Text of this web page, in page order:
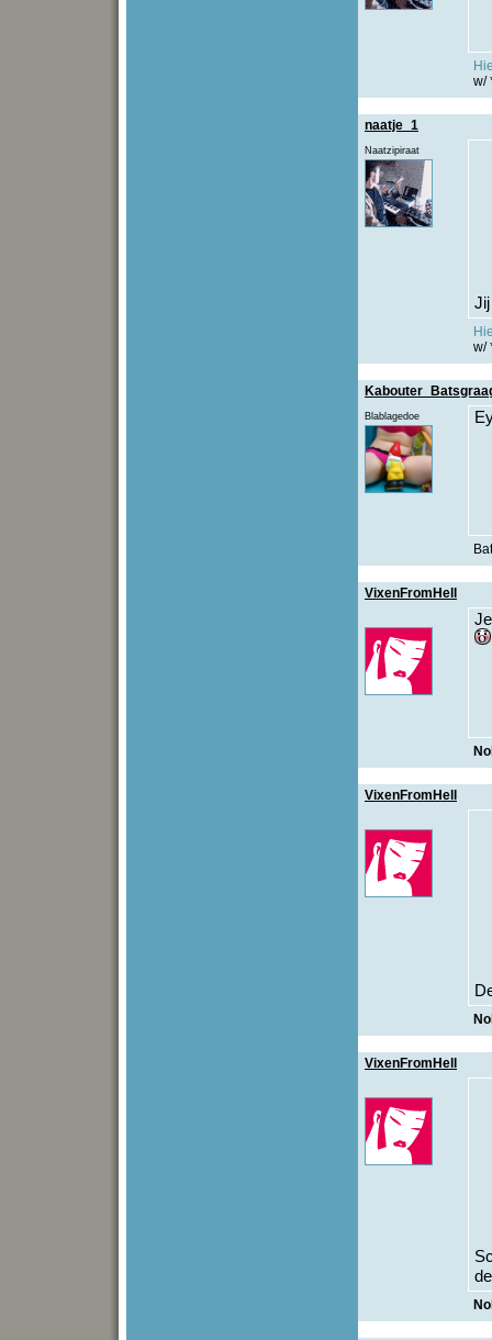
w/
naatje_1
Naatzipiraat
w/
Blablagedoe
VixenFromHell
VixenFromHell
VixenFromHell